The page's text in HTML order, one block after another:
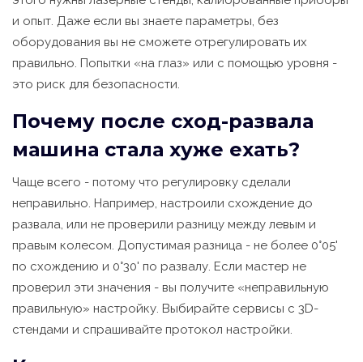
и опыт. Даже если вы знаете параметры, без
оборудования вы не сможете отрегулировать их
правильно. Попытки «на глаз» или с помощью уровня -
это риск для безопасности.
Почему после сход-развала
машина стала хуже ехать?
Чаще всего - потому что регулировку сделали
неправильно. Например, настроили схождение до
развала, или не проверили разницу между левым и
правым колесом. Допустимая разница - не более 0°05'
по схождению и 0°30' по развалу. Если мастер не
проверил эти значения - вы получите «неправильную
правильную» настройку. Выбирайте сервисы с 3D-
стендами и спрашивайте протокол настройки.